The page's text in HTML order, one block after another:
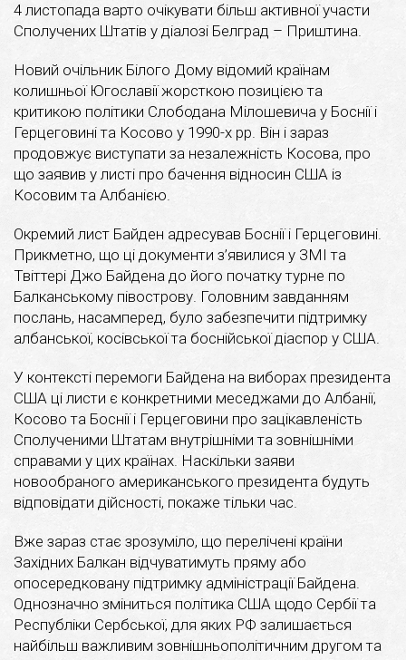
4 листопада варто очікувати більш активної участи
Сполучених Штатів у діалозі Белград – Приштина.
Новий очільник Білого Дому відомий країнам
колишньої Югославії жорсткою позицією та
критикою політики Слободана Мілошевича у Боснії і
Герцеговині та Косово у 1990-х рр. Він і зараз
продовжує виступати за незалежність Косова, про
що заявив у листі про бачення відносин США із
Косовим та Албанією.
Окремий лист Байден адресував Боснії і Герцеговині.
Прикметно, що ці документи з’явилися у ЗМІ та
Твіттері Джо Байдена до його початку турне по
Балканському півострову. Головним завданням
послань, насамперед, було забезпечити підтримку
албанської, косівської та боснійської діаспор у США.
У контексті перемоги Байдена на виборах президента
США ці листи є конкретними меседжами до Албанії,
Косово та Боснії і Герцеговини про зацікавленість
Сполученими Штатам внутрішніми та зовнішніми
справами у цих країнах. Наскільки заяви
новообраного американського президента будуть
відповідати дійсності, покаже тільки час.
Вже зараз стає зрозуміло, що перелічені країни
Західних Балкан відчуватимуть пряму або
опосередковану підтримку адміністрації Байдена.
Однозначно зміниться політика США щодо Сербії та
Республіки Сербської, для яких РФ залишається
найбільш важливим зовнішньополітичним другом та